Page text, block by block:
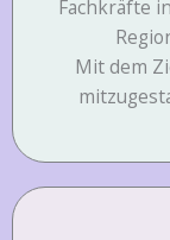
Fachkräfte
Mit dem